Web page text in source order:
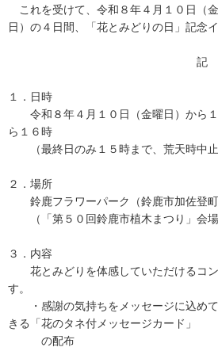
これを受けて、令和８年４月１０日（
日）の４日間、「花とみどりの日」記念
記
１．日時
令和８年４月１０日（金曜日）から
ら１６時
（最終日のみ１５時まで、荒天時中止
２．場所
鈴鹿フラワーパーク（鈴鹿市加佐登町
（「第５０回鈴鹿市植木まつり」会場
３．内容
花とみどりを体感していただけるコン
す。
・感謝の気持ちをメッセージに込めて
きる「花のタネ付メッセージカード」
の配布